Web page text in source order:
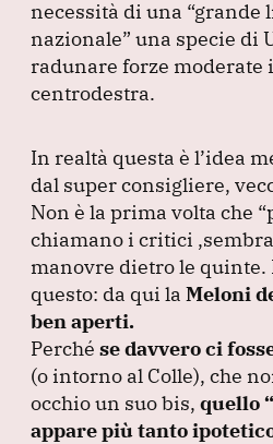
necessità di una “grande
nazionale” una specie di
radunare forze moderate
centrodestra.
In realtà questa è l’idea
dal super consigliere,
Non è la prima volta che
chiamano i critici
manovre dietro le quinte.
questo: da qui la Meloni
ben aperti.
Perché se davvero ci
(o intorno al Colle), che
occhio un suo bis, quello
appare più tanto